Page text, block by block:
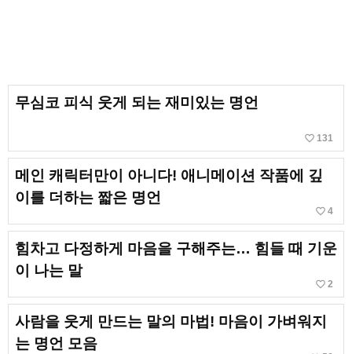
무심코 피식 웃게 되는 재미있는 명언
favorite_border 131
메인 캐릭터만이 아니다! 애니메이션 작품에 깊
이를 더하는 짧은 명언
favorite_border 4
힘차고 다정하게 마음을 구해주는… 힘들 때 기운
이 나는 말
favorite_border 2
사람을 웃게 만드는 말의 마법! 마음이 가벼워지
는 명언 모음